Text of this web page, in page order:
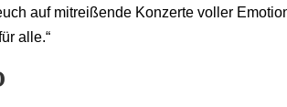
auf mitreißende Konzerte voller
alle.“